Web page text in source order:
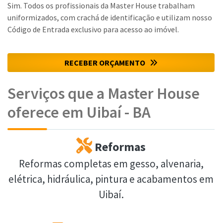
Sim. Todos os profissionais da Master House trabalham
uniformizados, com crachá de identificação e utilizam nosso
Código de Entrada exclusivo para acesso ao imóvel.
RECEBER ORÇAMENTO
Serviços que a Master House
oferece em Uibaí - BA
Reformas
Reformas completas em gesso, alvenaria,
elétrica, hidráulica, pintura e acabamentos em
Uibaí.